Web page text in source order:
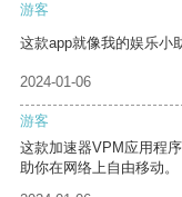
游客
这款app就像我的娱乐小
2024-01-06
游客
这款加速器VPM应用程
助你在网络上自由移动。